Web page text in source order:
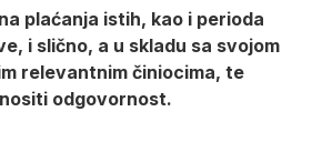
plaćanja istih, kao i perioda
i slično, a u skladu sa svojom
relevantnim činiocima, te
odgovornost.